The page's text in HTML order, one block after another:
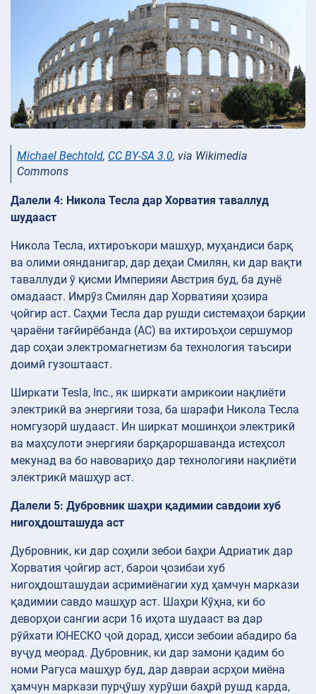
Michael Bechtold, CC BY-SA 3.0, via Wikimedia
Commons
Далели 4: Никола Тесла дар Хорватия таваллуд
шудааст
Никола Тесла, ихтироъкори машҳур, муҳандиси барқ
ва олими оянданигар, дар деҳаи Смилян, ки дар вақти
таваллуди ӯ қисми Империяи Австрия буд, ба дунё
омадааст. Имрӯз Смилян дар Хорватияи ҳозира
ҷойгир аст. Саҳми Тесла дар рушди системаҳои барқии
ҷараёни тағйирёбанда (AC) ва ихтироъҳои сершумор
дар соҳаи электромагнетизм ба технология таъсири
доимӣ гузоштааст.
Ширкати Tesla, Inc., як ширкати амрикоии нақлиёти
электрикӣ ва энергияи тоза, ба шарафи Никола Тесла
номгузорӣ шудааст. Ин ширкат мошинҳои электрикӣ
ва маҳсулоти энергияи барқароршаванда истеҳсол
мекунад ва бо навовариҳо дар технологияи нақлиёти
электрикӣ машҳур аст.
Далели 5: Дубровник шаҳри қадимии савдоии хуб
нигоҳдошташуда аст
Дубровник, ки дар соҳили зебои баҳри Адриатик дар
Хорватия ҷойгир аст, барои ҷозибаи хуб
нигоҳдошташудаи асримиёнагии худ ҳамчун маркази
қадимии савдо машҳур аст. Шаҳри Кӯҳна, ки бо
деворҳои сангии асри 16 иҳота шудааст ва дар
рӯйхати ЮНЕСКО ҷой дорад, ҳисси зебоии абадиро ба
вуҷуд меорад. Дубровник, ки дар замони қадим бо
номи Рагуса машҳур буд, дар давраи асрҳои миёна
ҳамчун маркази пурҷӯшу хурӯши баҳрӣ рушд карда,